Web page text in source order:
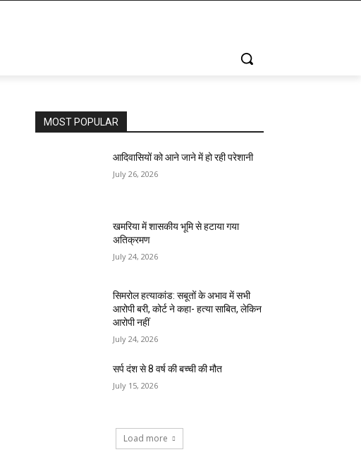
MOST POPULAR
आदिवासियों को आने जाने में हो रही परेशानी
July 26, 2026
खमरिया में शासकीय भूमि से हटाया गया
अतिक्रमण
July 24, 2026
सिमरोल हत्याकांड: सबूतों के अभाव में सभी
आरोपी बरी, कोर्ट ने कहा- हत्या साबित, लेकिन
आरोपी नहीं
July 24, 2026
सर्प दंश से 8 वर्ष की बच्ची की मौत
July 15, 2026
Load more